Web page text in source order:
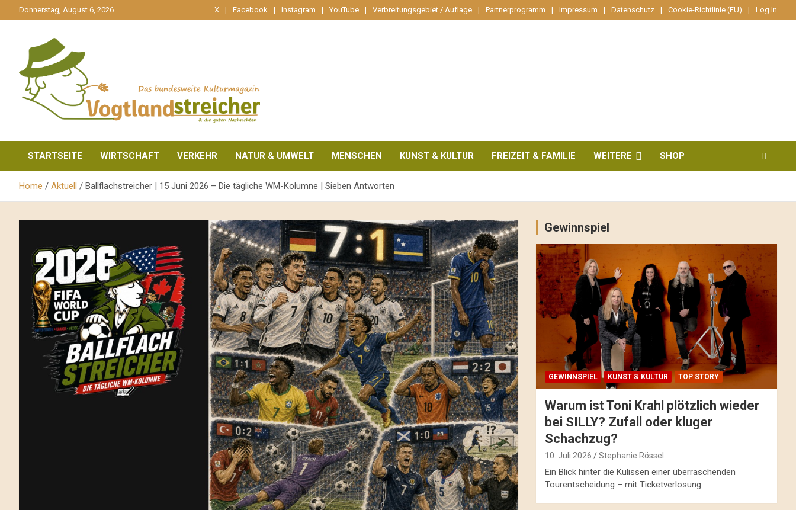
zum
Donnerstag, August 6, 2026 X Facebook Instagram YouTube Verbreitungsgebiet / Auflage Partnerprogramm Impressum Datenschutz Cookie-Richtlinie (EU) Log In
Vogtlandstreicher
STARTSEITE WIRTSCHAFT VERKEHR NATUR & UMWELT MENSCHEN KUNST & KULTUR FREIZEIT & FAMILIE WEITERE SHOP
Home Aktuell Ballflachstreicher | 15 Juni 2026 – Die tägliche WM-Kolumne | Sieben Antworten
Gewinnspiel
GEWINNSPIEL KUNST & KULTUR TOP STORY
Warum ist Toni Krahl plötzlich wieder
bei SILLY? Zufall oder kluger
Schachzug?
10. Juli 2026 Stephanie Rössel
Ein Blick hinter die Kulissen einer überraschenden
Tourentscheidung – mit Ticketverlosung.